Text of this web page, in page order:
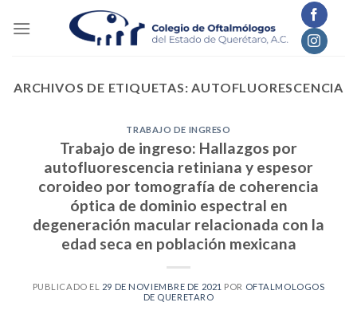
ARCHIVOS DE ETIQUETAS:AUTOFLUORESCENCIA
TRABAJO DE INGRESO
Trabajo de ingreso: Hallazgos por
autofluorescencia retiniana y espesor
coroideo por tomografía de coherencia
óptica de dominio espectral en
degeneración macular relacionada con la
edad seca en población mexicana
PUBLICADO EL 29 DE NOVIEMBRE DE 2021 POR OFTALMOLOGOS
DE QUERETARO